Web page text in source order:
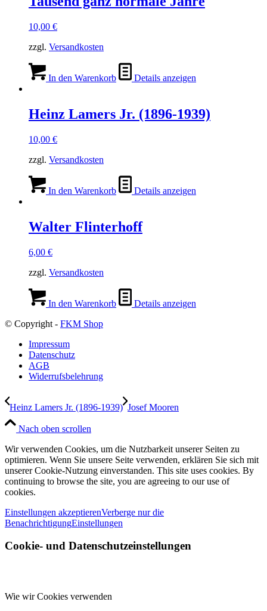
10,00 €
zzgl. Versandkosten
In den Warenkorb Details anzeigen
Heinz Lamers Jr. (1896-1939)
10,00 €
zzgl. Versandkosten
In den Warenkorb Details anzeigen
Walter Flinterhoff
6,00 €
zzgl. Versandkosten
In den Warenkorb
Details anzeigen
© Copyright - FKM Shop
Impressum
Datenschutz
AGB
Widerrufsbelehrung
Heinz Lamers Jr. (1896-1939) Josef Mooren
Nach oben scrollen
Wir verwenden Cookies, um die Nutzbarkeit unserer Seiten zu
optimieren. Wenn Sie unsere Seite verwenden, erklären Sie sich mit
unserer Cookie-Nutzung einverstanden. This site uses cookies. By
continuing to browse the site, you are agreeing to our use of
cookies.
Einstellungen akzeptierenVerberge nur die
BenachrichtigungEinstellungen
Cookie- und Datenschutzeinstellungen
Wie wir Cookies verwenden